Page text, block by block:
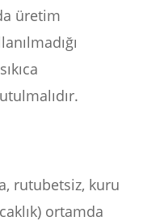
üretim
rutubetsiz, kuru
ortamda